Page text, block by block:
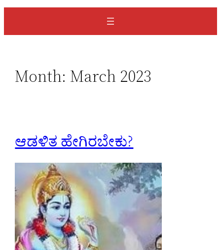
a
r
c
Month: March 2023
ಆಡಳಿತ ಹೇಗಿರಬೇಕು?